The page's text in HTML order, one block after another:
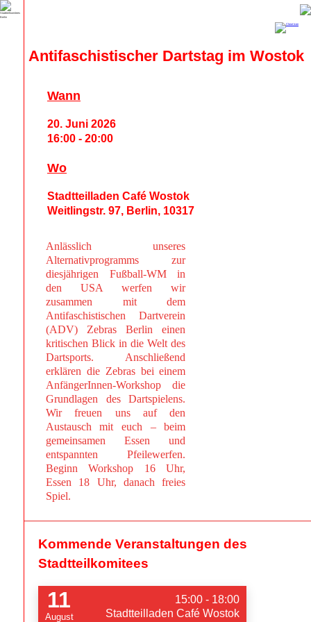
Antifaschistischer Dartstag im Wostok
Anlässlich unseres
Alternativprogramms zur
diesjährigen Fußball-WM in
den USA werfen wir
zusammen mit dem
Antifaschistischen Dartverein
(ADV) Zebras Berlin einen
kritischen Blick in die Welt des
Dartsports. Anschließend
erklären die Zebras bei einem
AnfängerInnen-Workshop die
Grundlagen des Dartspielens.
Wir freuen uns auf den
Austausch mit euch – beim
gemeinsamen Essen und
entspannten Pfeilewerfen.
Beginn Workshop 16 Uhr,
Essen 18 Uhr, danach freies
Spiel.
Wann
20. Juni 2026
16:00 - 20:00
Wo
Stadtteilladen Café Wostok
Weitlingstr. 97, Berlin, 10317
Kommende Veranstaltungen des
Stadtteilkomitees
11
August
15:00 - 18:00
Stadtteilladen Café Wostok